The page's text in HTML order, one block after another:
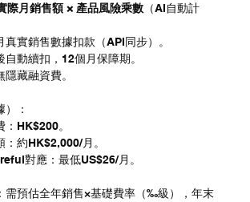
際月銷售額 × 產品風險乘數（AI自動計
真實銷售數據扣款（API同步）。
自動續扣，12個月保障期。
藏融資費。
）：
HK$200。
：約HK$2,000/月。
對應：最低US$26/月。
需預估全年銷售×基礎費率（‰級），年末